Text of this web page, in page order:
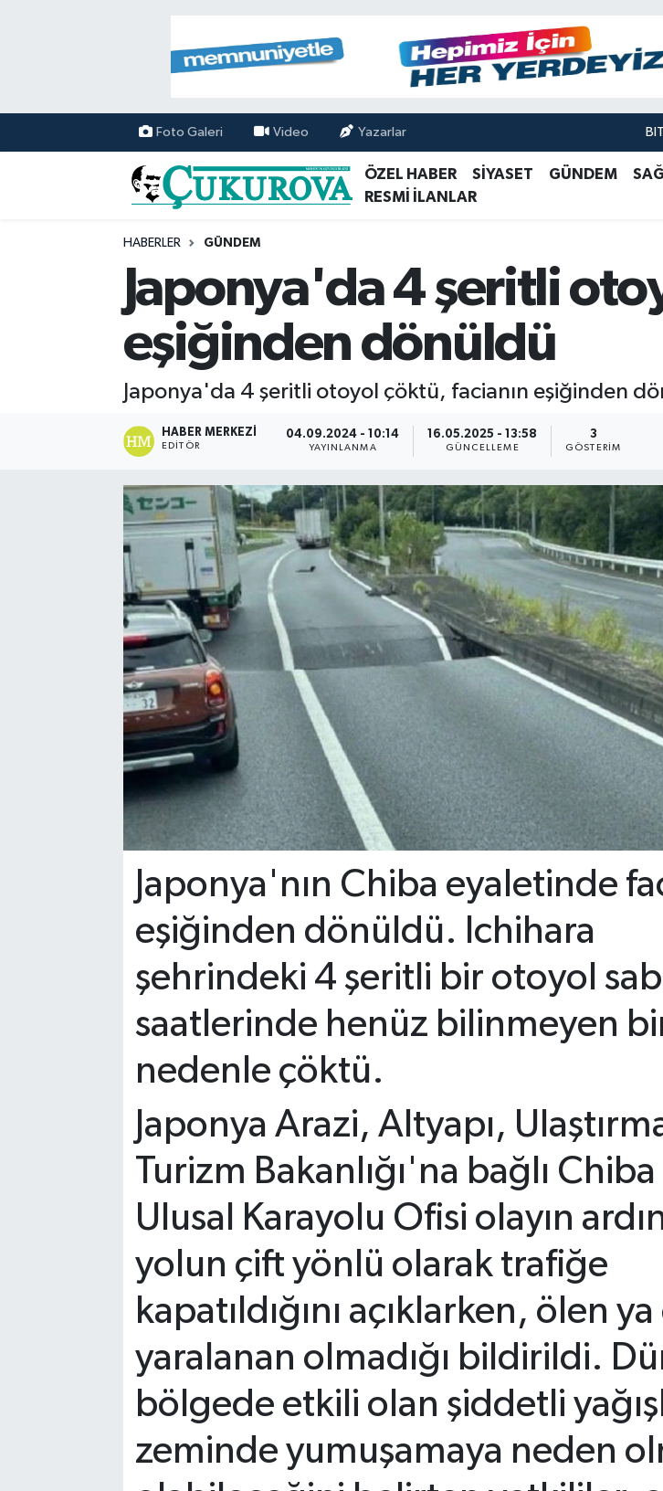
Foto Galeri Video Yazarlar
ÖZEL HABER SİYASET GÜNDEM
RESMİ İLANLAR
HABERLER GÜNDEM
Japonya'da 4 şeritli
eşiğinden dönüldü
Japonya'da 4 şeritli otoyol çöktü, facianın eşiğinden
HABER MERKEZI
EDITÖR
04.09.2024 - 10:14
YAYINLANMA
16.05.2025 - 13:58
GÜNCELLEME
3
GÖSTERIM
Japonya'nın Chiba eyaletinde
eşiğinden dönüldü. Ichihara
şehrindeki 4 şeritli bir otoyol
saatlerinde henüz bilinmeyen
nedenle çöktü.
Japonya Arazi, Altyapı,
Turizm Bakanlığı'na bağlı Chiba
Ulusal Karayolu Ofisi olayın
yolun çift yönlü olarak trafiğe
kapatıldığını açıklarken, ölen
yaralanan olmadığı bildirildi.
bölgede etkili olan şiddetli
zeminde yumuşamaya neden
Mersin Nöbetçi Eczaneler
Mersin Hava Durumu
Mersin Namaz Vakitleri
Mersin Trafik Yoğunluk Haritası
Tüm Manşetler
Son Dakika Haberleri
Haber Arşivi